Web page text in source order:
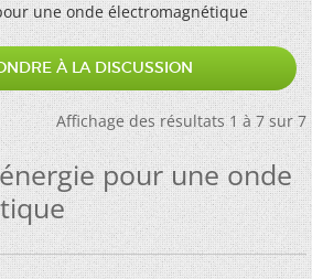
une onde électromagnétique
À LA DISCUSSION
Affichage des résultats 1 à 7 sur 7
pour une onde